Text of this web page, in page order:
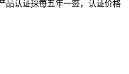
品认证採每五年一签，认证价格